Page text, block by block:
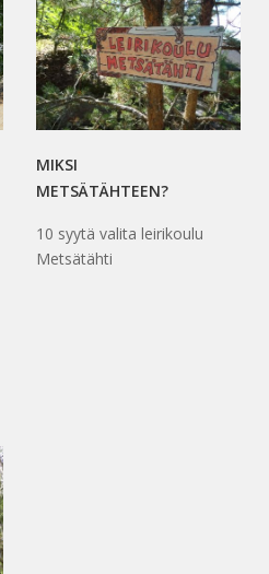
MIKSI
METSÄTÄHTEEN?
10 syytä valita leirikoulu
Metsätähti